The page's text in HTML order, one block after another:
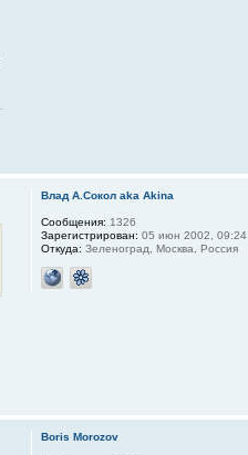
Влад А.Сокол aka Akina
Сообщения: 1326
Зарегистрирован: 05 июн 2002, 09:24
Откуда: Зеленоград, Москва, Россия
Boris Morozov